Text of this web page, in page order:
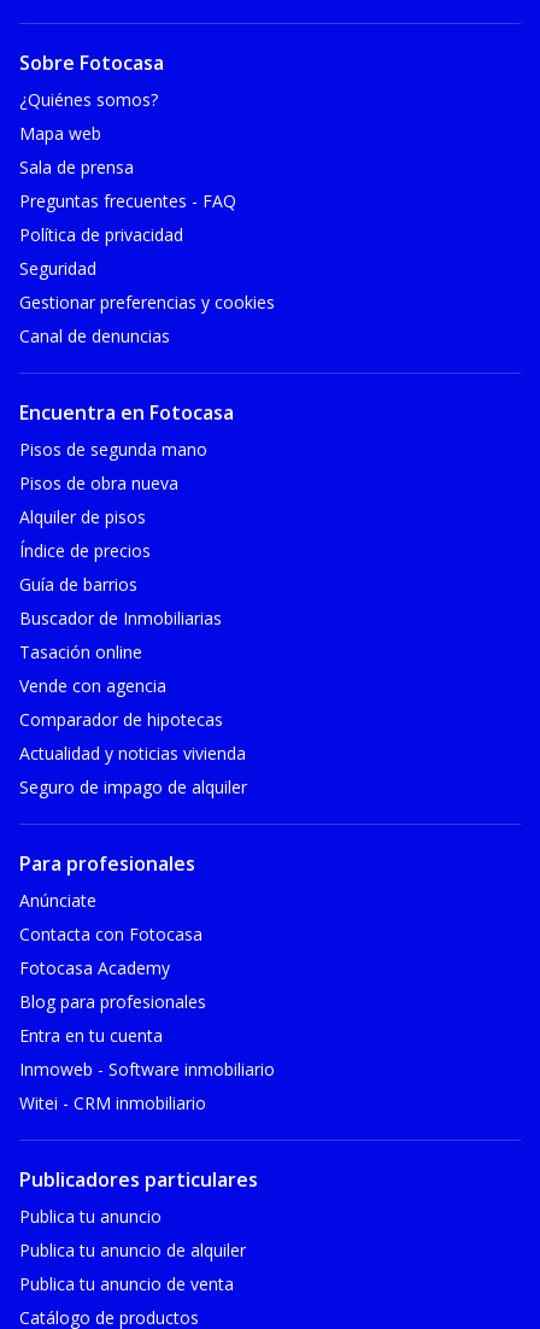
Sobre Fotocasa
¿Quiénes somos?
Mapa web
Sala de prensa
Preguntas frecuentes - FAQ
Política de privacidad
Seguridad
Gestionar preferencias y cookies
Canal de denuncias
Encuentra en Fotocasa
Pisos de segunda mano
Pisos de obra nueva
Alquiler de pisos
Índice de precios
Guía de barrios
Buscador de Inmobiliarias
Tasación online
Vende con agencia
Comparador de hipotecas
Actualidad y noticias vivienda
Seguro de impago de alquiler
Para profesionales
Anúnciate
Contacta con Fotocasa
Fotocasa Academy
Blog para profesionales
Entra en tu cuenta
Inmoweb - Software inmobiliario
Witei - CRM inmobiliario
Publicadores particulares
Publica tu anuncio
Publica tu anuncio de alquiler
Publica tu anuncio de venta
Catálogo de productos